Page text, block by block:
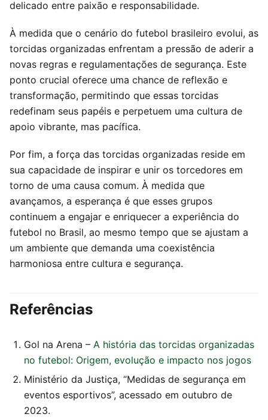
delicado entre paixão e responsabilidade.
À medida que o cenário do futebol brasileiro evolui, as
torcidas organizadas enfrentam a pressão de aderir a
novas regras e regulamentações de segurança. Este
ponto crucial oferece uma chance de reflexão e
transformação, permitindo que essas torcidas
redefinam seus papéis e perpetuem uma cultura de
apoio vibrante, mas pacífica.
Por fim, a força das torcidas organizadas reside em
sua capacidade de inspirar e unir os torcedores em
torno de uma causa comum. À medida que
avançamos, a esperança é que esses grupos
continuem a engajar e enriquecer a experiência do
futebol no Brasil, ao mesmo tempo que se ajustam a
um ambiente que demanda uma coexistência
harmoniosa entre cultura e segurança.
Referências
Gol na Arena – A história das torcidas organizadas
no futebol: Origem, evolução e impacto nos jogos
Ministério da Justiça, “Medidas de segurança em
eventos esportivos”, acessado em outubro de
2023.